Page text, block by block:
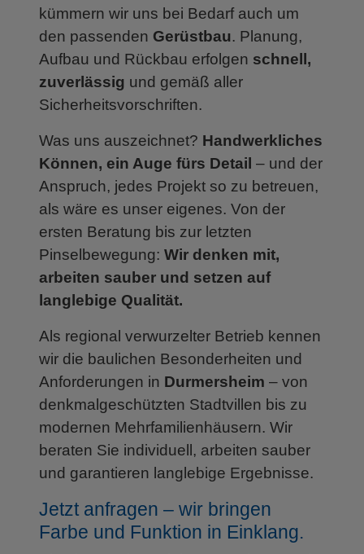
kümmern wir uns bei Bedarf auch um
den passenden Gerüstbau. Planung,
Aufbau und Rückbau erfolgen schnell,
zuverlässig und gemäß aller
Sicherheitsvorschriften.
Was uns auszeichnet? Handwerkliches
Können, ein Auge fürs Detail – und der
Anspruch, jedes Projekt so zu betreuen,
als wäre es unser eigenes. Von der
ersten Beratung bis zur letzten
Pinselbewegung: Wir denken mit,
arbeiten sauber und setzen auf
langlebige Qualität.
Als regional verwurzelter Betrieb kennen
wir die baulichen Besonderheiten und
Anforderungen in Durmersheim – von
denkmalgeschützten Stadtvillen bis zu
modernen Mehrfamilienhäusern. Wir
beraten Sie individuell, arbeiten sauber
und garantieren langlebige Ergebnisse.
Jetzt anfragen – wir bringen
Farbe und Funktion in Einklang.